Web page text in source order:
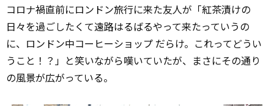
コロナ禍直前にロンドン旅行に来た友人が「紅茶漬けの
日々を過ごしたくて遠路はるばるやって来たっていうの
に、ロンドン中コーヒーショップ だらけ。これってどうい
うこと！？」と笑いながら嘆いていたが、まさにその通り
の風景が広がっている。